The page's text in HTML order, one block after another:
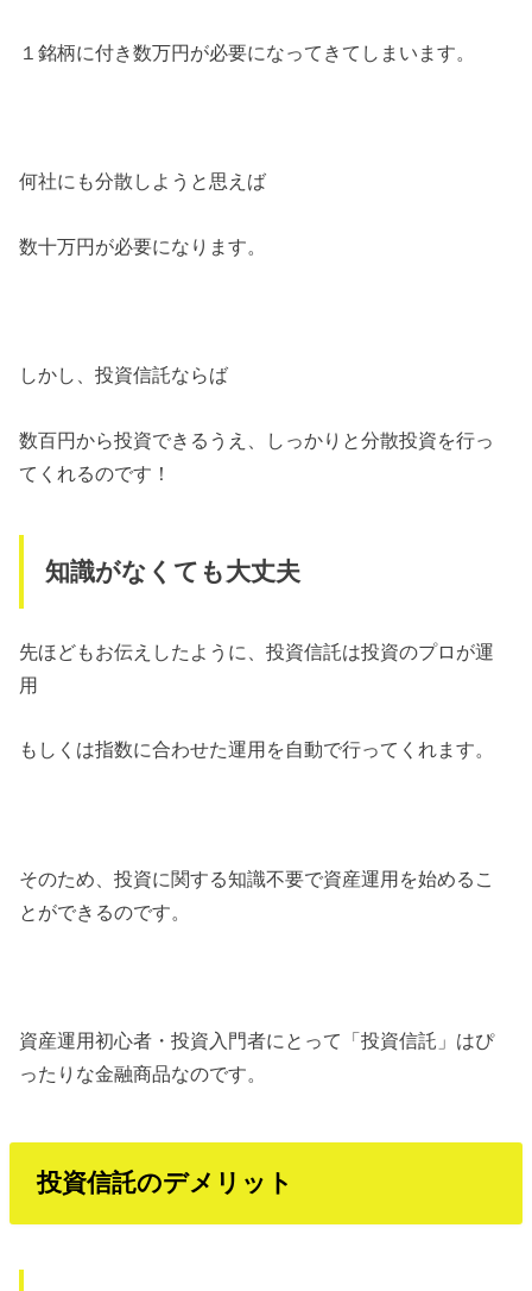
１銘柄に付き数万円が必要になってきてしまいます。
何社にも分散しようと思えば
数十万円が必要になります。
しかし、投資信託ならば
数百円から投資できるうえ、しっかりと分散投資を行っ
てくれるのです！
知識がなくても大丈夫
先ほどもお伝えしたように、投資信託は投資のプロが運
用
もしくは指数に合わせた運用を自動で行ってくれます。
そのため、投資に関する知識不要で資産運用を始めるこ
とができるのです。
資産運用初心者・投資入門者にとって「投資信託」はぴ
ったりな金融商品なのです。
投資信託のデメリット